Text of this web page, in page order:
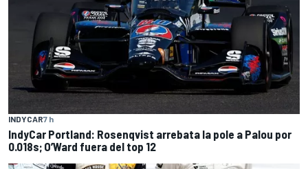
INDYCAR7 h
IndyCar Portland: Rosenqvist arrebata la pole a Palou por
0.018s; O’Ward fuera del top 12